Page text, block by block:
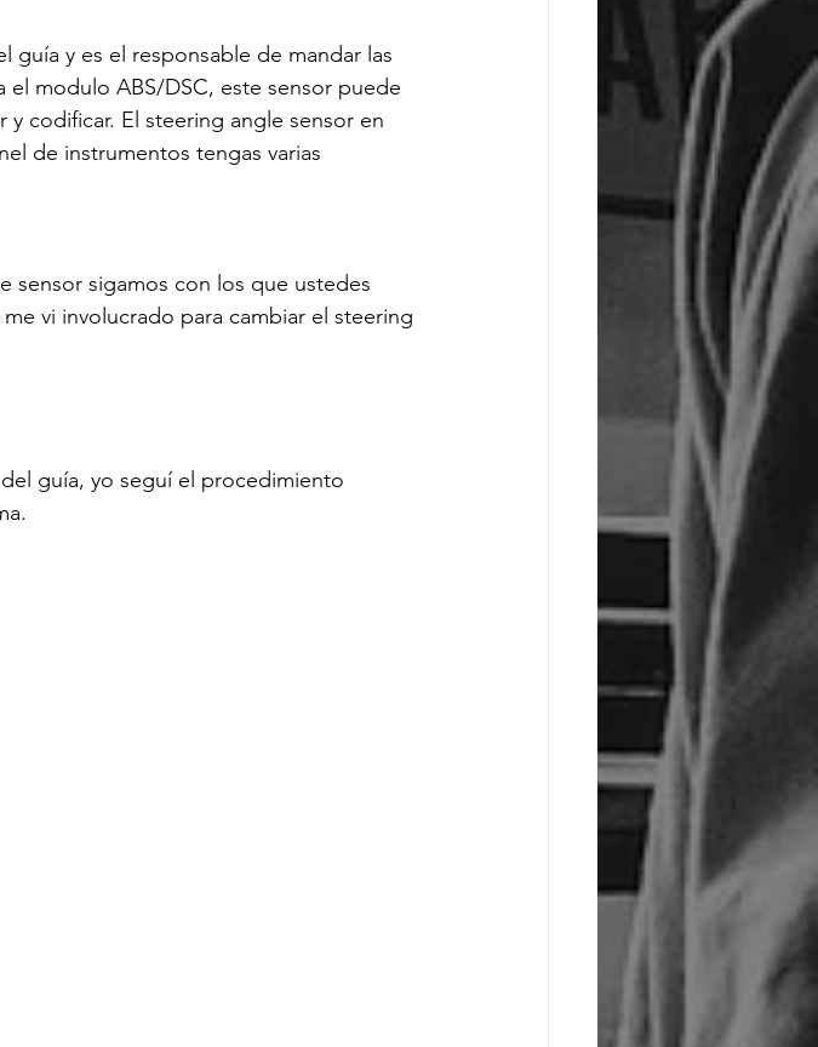
guía y es el responsable de mandar las
modulo ABS/DSC, este sensor puede
codificar. El steering angle sensor en
de instrumentos tengas varias
sensor sigamos con los que ustedes
vi involucrado para cambiar el steering
guía, yo seguí el procedimiento